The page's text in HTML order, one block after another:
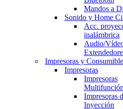
Mandos a
Sonido y Home
Acc.
inalámbrica
Audio/
Impresoras y
Impresoras
Impresoras
Multifunción
Impresoras
Inyección